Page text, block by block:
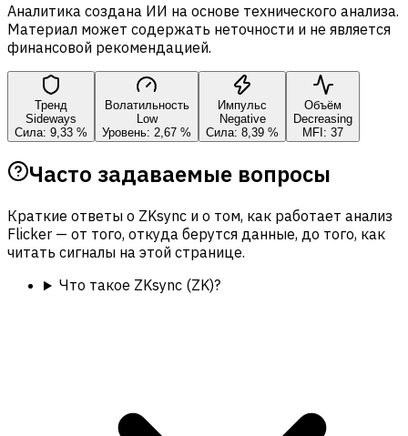
Аналитика создана ИИ на основе технического анализа.
Материал может содержать неточности и не является
финансовой рекомендацией.
Тренд
Sideways
Сила: 9,33 %
Волатильность
Low
Уровень: 2,67 %
Импульс
Negative
Сила: 8,39 %
Объём
Decreasing
MFI: 37
Часто задаваемые вопросы
Краткие ответы о ZKsync и о том, как работает анализ
Flicker — от того, откуда берутся данные, до того, как
читать сигналы на этой странице.
Что такое ZKsync (ZK)?